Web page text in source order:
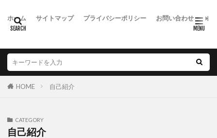
ホーム サイトマップ プライバシーポリシー お問い合わせ
HOME 自己紹介
CATEGORY
自己紹介